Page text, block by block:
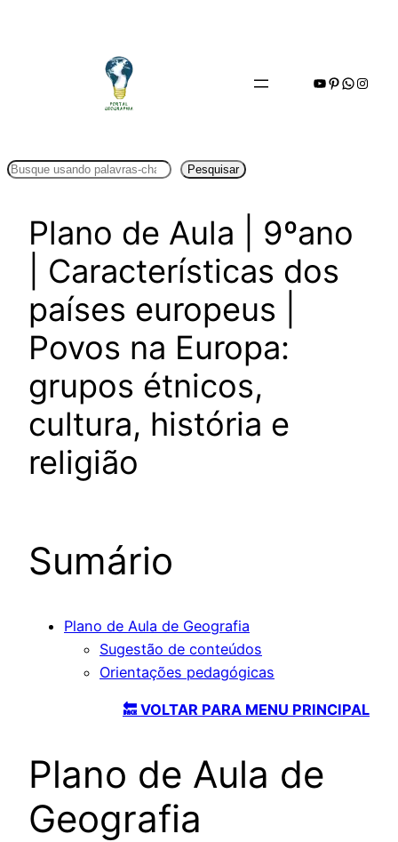
Youtube
Pinterest
Pesquisar Pesquisar
Plano de Aula | 9ºano
| Características dos
países europeus |
Povos na Europa:
grupos étnicos,
cultura, história e
religião
Sumário
Plano de Aula de Geografia
Sugestão de conteúdos
Orientações pedagógicas
🔙 VOLTAR PARA MENU PRINCIPAL
Plano de Aula de
Geografia